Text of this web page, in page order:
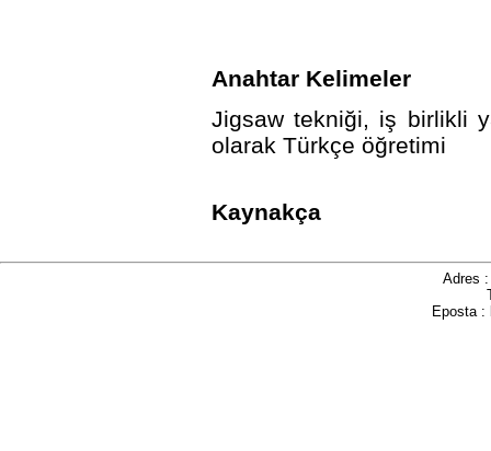
Anahtar Kelimeler
Jigsaw tekniği, iş birlikli
olarak Türkçe öğretimi
Kaynakça
Adres
Eposta :